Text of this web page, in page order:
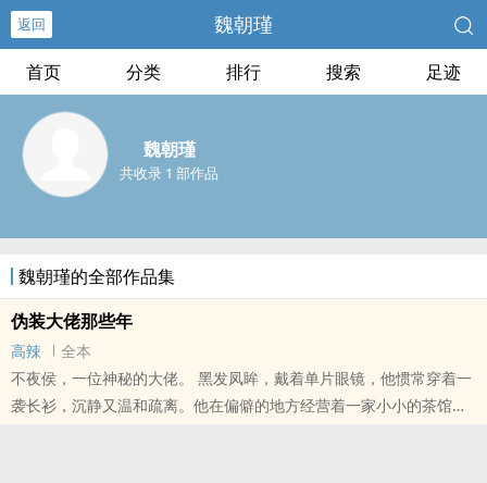
返回 魏朝瑾
首页 分类 排行 搜索 足迹
魏朝瑾
共收录 1 部作品
魏朝瑾的全部作品集
伪装大佬那些年
高辣
全本
不夜侯，一位神秘的大佬。 黑发凤眸，戴着单片眼镜，他惯常穿着一
袭长衫，沉静又温和疏离。他在偏僻的地方经营着一家小小的茶馆，